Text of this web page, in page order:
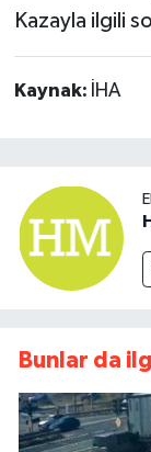
Kazayla ilgili
Kaynak: İHA
Bunlar da